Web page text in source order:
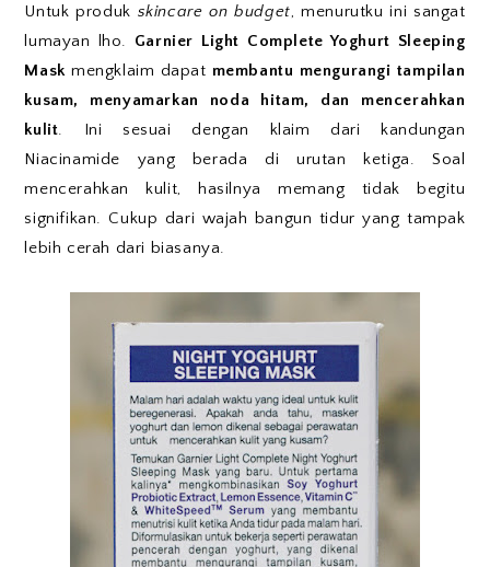
Untuk produk skincare on budget, menurutku ini sangat
lumayan lho. Garnier Light Complete Yoghurt Sleeping
Maskmengklaim dapat membantu mengurangi tampilan
kusam, menyamarkan noda hitam, dan mencerahkan
kulit. Ini sesuai dengan klaim dari kandungan
Niacinamide yang berada di urutan ketiga. Soal
mencerahkan kulit, hasilnya memang tidak begitu
signifikan. Cukup dari wajah bangun tidur yang tampak
lebih cerah dari biasanya.